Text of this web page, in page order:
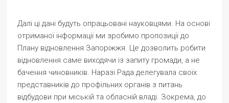
Далі ці дані будуть опрацьовані науковцями. На основі
отриманої інформації ми зробимо пропозиції до
Плану відновлення Запоріжжя. Це дозволить робити
відновлення саме виходячи із запиту громади, а не
бачення чиновників. Наразі Рада делегувала своїх
представників до профільних органів з питань
відбудови при міській та обласній владі. Зокрема, до